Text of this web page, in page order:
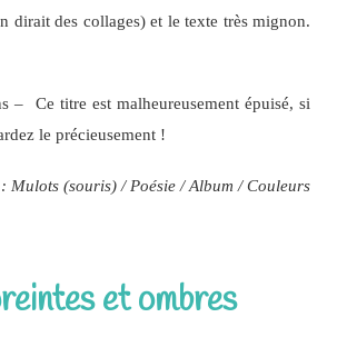
dirait des collages) et le texte très mignon.
– Ce titre est malheureusement épuisé, si
le précieusement !
: Mulots (souris) / Poésie / Album / Couleurs
et ombres